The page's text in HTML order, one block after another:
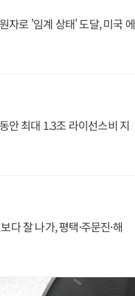
자로 '임계 상태' 도달, 미국 에
안 최대 1.3조 라이선스비 지
다 잘 나가, 평택·주문진·해